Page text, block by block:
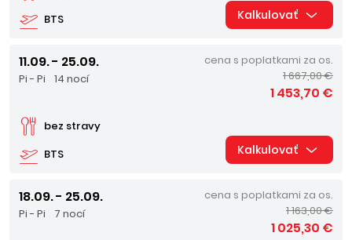
BTS Kalkulovať
11.09. - 25.09.
Pi - Pi 14 nocí
BTS
bez stravy
cena s poplatkami za os.
1 667,00 €
1 453,70 €
Kalkulovať
18.09. - 25.09.
Pi - Pi 7 nocí
cena s poplatkami za os.
1 163,00 €
1 025,30 €